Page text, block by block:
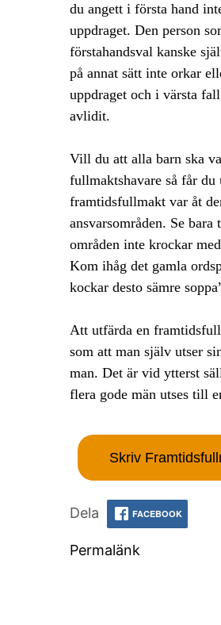
du angett i första hand
uppdraget. Den person
förstahandsval kanske
på annat sätt inte orkar
uppdraget och i värsta
avlidit.
Vill du att alla barn ska
fullmaktshavare så får du
framtidsfullmakt var åt
ansvarsområden. Se bara
områden inte krockar
Kom ihåg det gamla
kockar desto sämre
Att utfärda en
som att man själv utser
man. Det är vid ytterst
flera gode män utses till
Skriv
Dela FACEBOOK
Permalänk